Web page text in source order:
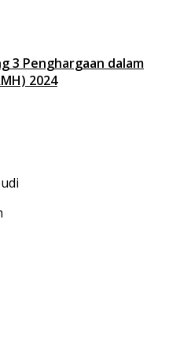
3 Penghargaan dalam
2024